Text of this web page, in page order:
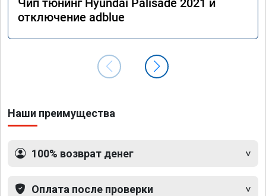
отключение adblue
Наши преимущества
100% возврат денег
Оплата после проверки